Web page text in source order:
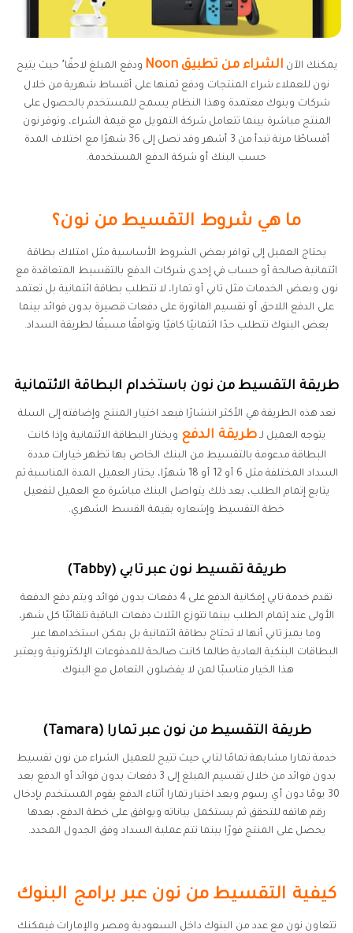
يمكنك الآن الشراء من تطبيق Noon
ودفع المبلغ لاحقًا٬ حيث يتيح
نون للعملاء شراء المنتجات ودفع ثمنها على أقساط شهرية من خلال
شركات وبنوك معتمدة وهذا النظام يسمح للمستخدم بالحصول على
المنتج مباشرة بينما تتعامل شركة التمويل مع قيمة الشراء، وتوفر نون
أقساطًا مرنة تبدأ من 3 أشهر وقد تصل إلى 36 شهرًا مع اختلاف المدة
حسب البنك أو شركة الدفع المستخدمة.
ما هي شروط التقسيط من نون؟
يحتاج العميل إلى توافر بعض الشروط الأساسية مثل امتلاك بطاقة
ائتمانية صالحة أو حساب في إحدى شركات الدفع بالتقسيط المتعاقدة مع
نون وبعض الخدمات مثل تابي أو تمارا، لا تتطلب بطاقة ائتمانية بل تعتمد
على الدفع اللاحق أو تقسيم الفاتورة على دفعات قصيرة بدون فوائد بينما
بعض البنوك تتطلب حدًا ائتمانيًا كافيًا وتوافقًا مسبقًا لطريقة السداد.
طريقة التقسيط من نون باستخدام البطاقة الائتمانية
تعد هذه الطريقة هي الأكثر انتشارًا فبعد اختيار المنتج وإضافته إلى السلة
يتوجه العميل لـ طريقة الدفع ويختار البطاقة الائتمانية وإذا كانت
البطاقة مدعومة بالتقسيط من البنك الخاص بها تظهر خيارات مددة
السداد المختلفة مثل 6 أو 12 أو 18 شهرًا، يختار العميل المدة المناسبة ثم
يتابع إتمام الطلب، بعد ذلك يتواصل البنك مباشرة مع العميل لتفعيل
خطة التقسيط وإشعاره بقيمة القسط الشهري.
طريقة تقسيط نون عبر تابي (Tabby)
تقدم خدمة تابي إمكانية الدفع على 4 دفعات بدون فوائد ويتم دفع الدفعة
الأولى عند إتمام الطلب بينما تتوزع الثلاث دفعات الباقية تلقائيًا كل شهر،
وما يميز تابي أنها لا تحتاج بطاقة ائتمانية بل يمكن استخدامها عبر
البطاقات البنكية العادية طالما كانت صالحة للمدفوعات الإلكترونية ويعتبر
هذا الخيار مناسبًا لمن لا يفضلون التعامل مع البنوك.
طريقة التقسيط من نون عبر تمارا (Tamara)
خدمة تمارا مشابهة تمامًا لتابي حيث تتيح للعميل الشراء من نون تقسيط
بدون فوائد من خلال تقسيم المبلغ إلى 3 دفعات بدون فوائد أو الدفع بعد
30 يومًا دون أي رسوم وبعد اختيار تمارا أثناء الدفع يقوم المستخدم بإدخال
رقم هاتفه للتحقق ثم يستكمل بياناته ويوافق على خطة الدفع، بعدها
يحصل على المنتج فورًا بينما تتم عملية السداد وفق الجدول المحدد.
كيفية التقسيط من نون عبر برامج البنوك
تتعاون نون مع عدد من البنوك داخل السعودية ومصر والإمارات فيمكنك